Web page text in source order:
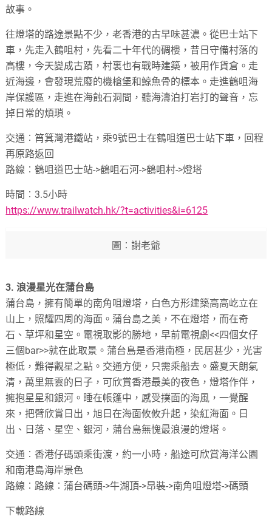
故事。
往燈塔的路途景點不少，老香港的古早味甚濃。從巴士站下
車，先走入鶴咀村，先看二十年代的碉樓，昔日守備村落的
高樓，今天變成古蹟，村裏也有戰時建築，被用作貨倉。走
近海邊，會發現荒廢的機槍堡和鯨魚骨的標本。走進鶴咀海
岸保護區，走進在海蝕石洞間，聽海濤泊打岩打的聲音，忘
掉日常的煩瑣。
交通︰筲箕灣港鐵站，乘9號巴士在鶴咀道巴士站下車，回程
再原路返回
路線︰鶴咀道巴士站->鶴咀石河->鶴咀村->燈塔
時間︰3.5小時
https://www.trailwatch.hk/?t=activities&i=6125
圖︰謝老爺
3. 浪漫星光在蒲台島
蒲台島，擁有簡單的南角咀燈塔，白色方形建築高高屹立在
山上，照耀四周的海面。蒲台島之美，不在燈塔，而在奇
石、草坪和星空。電視取影的勝地，早前電視劇<<四個女仔
三個bar>>就在此取景。蒲台島是香港南極，民居甚少，光害
極低，難得觀星之點。交通方便，只需乘船去。盛夏天朗氣
清，萬里無雲的日子，可欣賞香港最美的夜色，燈塔作伴，
擁抱星星和銀河。睡在帳篷中，感受撲面的海風，一覺醒
來，把臂欣賞日出，旭日在海面攸攸升起，染紅海面。日
出、日落、星空、銀河，蒲台島無愧最浪漫的燈塔。
交通︰香港仔碼頭乘街渡，約一小時，船途可欣賞海洋公園
和南港島海岸景色
路線︰路線︰蒲台碼頭->牛湖頂->昂裝->南角咀燈塔->碼頭
下載路線